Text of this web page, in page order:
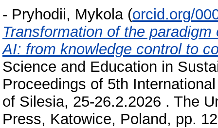
- Pryhodii, Mykola (orcid.org/
Transformation of the
AI: from knowledge control to
Science and Education in
Proceedings of 5th
of Silesia, 25-26.2.2026 . The
Press, Katowice, Poland, pp.